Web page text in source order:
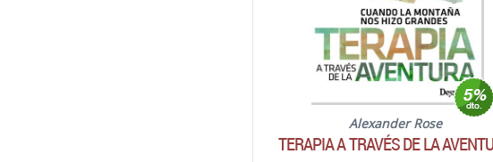
Alexander Rose
TERAPIA A TRAVÉS DE LA